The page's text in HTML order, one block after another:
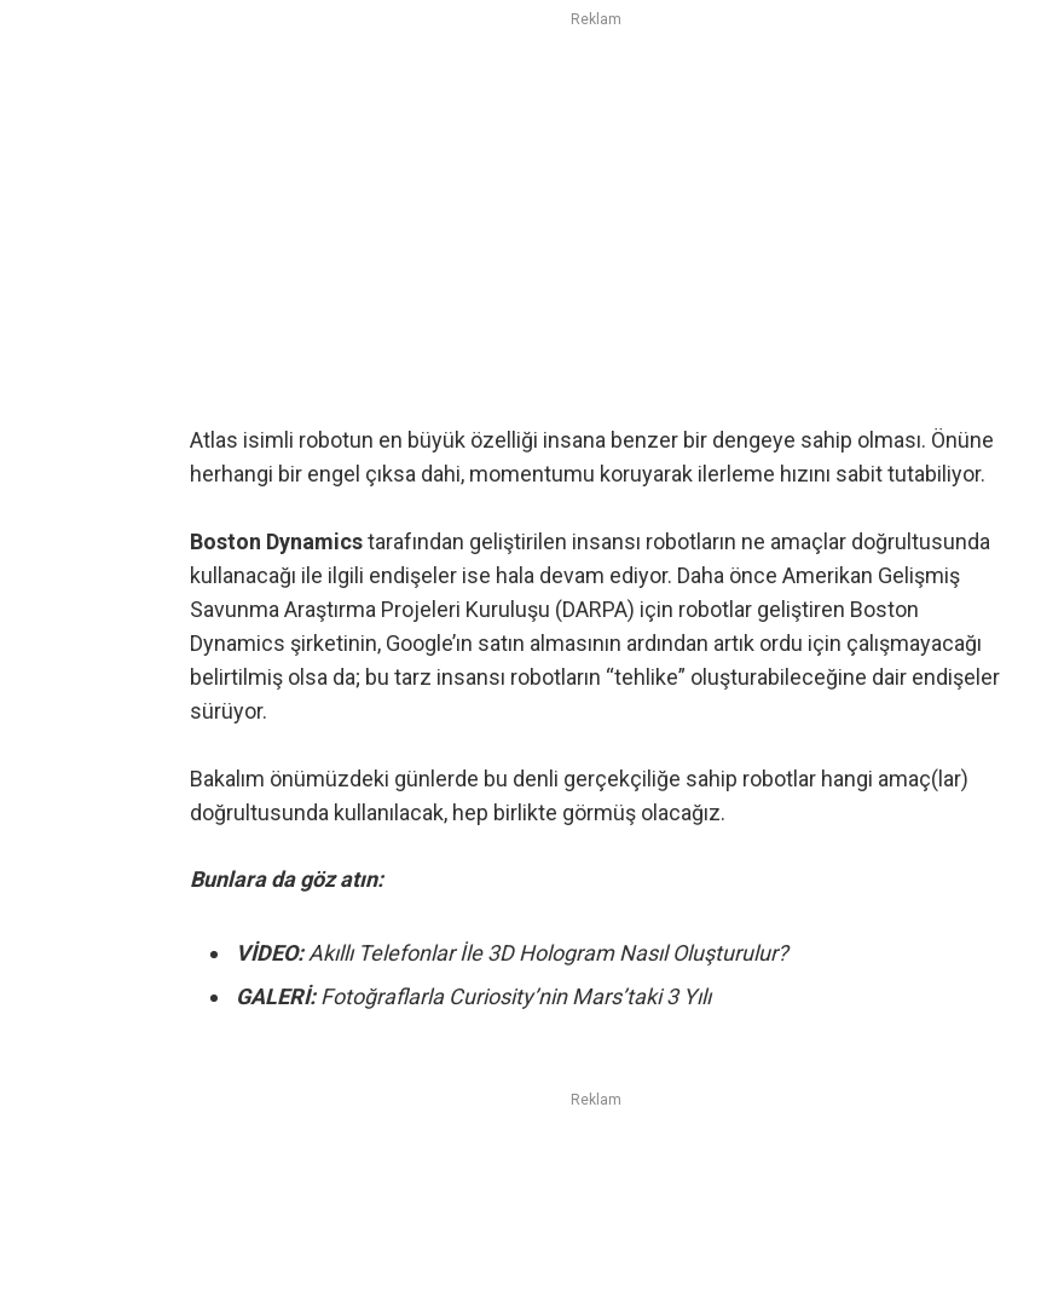
Reklam
Atlas isimli robotun en büyük özelliği insana benzer bir dengeye sahip olması. Önüne
herhangi bir engel çıksa dahi, momentumu koruyarak ilerleme hızını sabit tutabiliyor.
Boston Dynamicstarafından geliştirilen insansı robotların ne amaçlar doğrultusunda
kullanacağı ile ilgili endişeler ise hala devam ediyor. Daha önce Amerikan Gelişmiş
Savunma Araştırma Projeleri Kuruluşu (DARPA) için robotlar geliştiren Boston
Dynamics şirketinin, Google’ın satın almasının ardından artık ordu için çalışmayacağı
belirtilmiş olsa da; bu tarz insansı robotların “tehlike” oluşturabileceğine dair endişeler
sürüyor.
Bakalım önümüzdeki günlerde bu denli gerçekçiliğe sahip robotlar hangi amaç(lar)
doğrultusunda kullanılacak, hep birlikte görmüş olacağız.
Bunlara da göz atın:
VİDEO:Akıllı Telefonlar İle 3D Hologram Nasıl Oluşturulur?
GALERİ: Fotoğraflarla Curiosity’nin Mars’taki 3 Yılı
Reklam